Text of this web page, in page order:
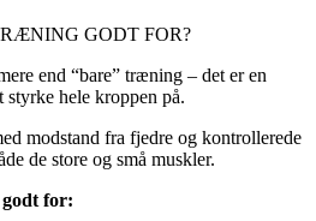
GODT FOR?
end “bare” træning – det er en
styrke hele kroppen på.
modstand fra fjedre og kontrollerede
de store og små muskler.
for: